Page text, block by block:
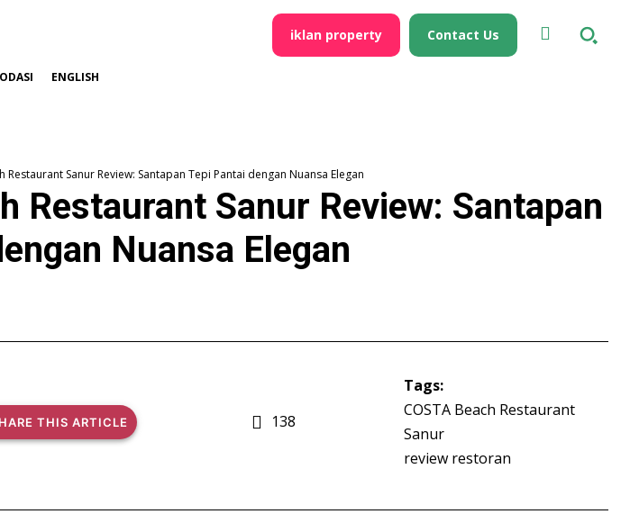
iklan property Contact Us
ENGLISH
Restaurant Sanur Review: Santapan Tepi Pantai dengan Nuansa Elegan
Restaurant Sanur Review: Santapan
Nuansa Elegan
THIS ARTICLE 138
Tags:
COSTA Beach Restaurant
Sanur
review restoran